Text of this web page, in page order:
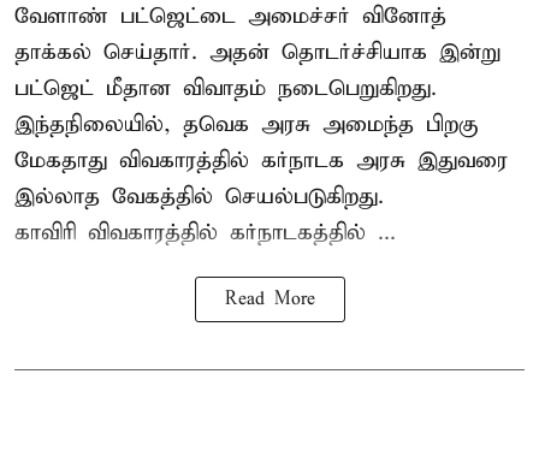
வேளாண் பட்ஜெட்டை அமைச்சர் வினோத்
தாக்கல் செய்தார். அதன் தொடர்ச்சியாக இன்று
பட்ஜெட் மீதான விவாதம் நடைபெறுகிறது.
இந்தநிலையில், தவெக அரசு அமைந்த பிறகு
மேகதாது விவகாரத்தில் கர்நாடக அரசு இதுவரை
இல்லாத வேகத்தில் செயல்படுகிறது.
காவிரி விவகாரத்தில் கர்நாடகத்தில் ...
Read More